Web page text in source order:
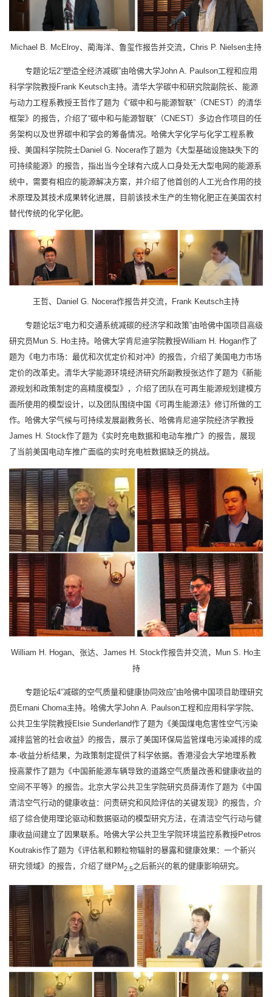
Michael B. McElroy、蔺海洋、鲁玺作报告并交流，Chris P. Nielsen主持
专题论坛2“塑造全经济减碳”由哈佛大学John A. Paulson工程和应用
科学学院教授Frank Keutsch主持。清华大学碳中和研究院副院长、能源
与动力工程系教授王哲作了题为《“碳中和与能源智联”（CNEST）的清华
框架》的报告，介绍了“碳中和与能源智联”（CNEST）多边合作项目的任
务架构以及世界碳中和学会的筹备情况。哈佛大学化学与化学工程系教
授、美国科学院院士Daniel G. Nocera作了题为《大型基础设施缺失下的
可持续能源》的报告，指出当今全球有六成人口身处无大型电网的能源系
统中，需要有相应的能源解决方案，并介绍了他首创的人工光合作用的技
术原理及其技术成果转化进展，目前该技术生产的生物化肥正在美国农村
替代传统的化学化肥。
王哲、Daniel G. Nocera作报告并交流，Frank Keutsch主持
专题论坛3“电力和交通系统减碳的经济学和政策”由哈佛中国项目高级
研究员Mun S. Ho主持。哈佛大学肯尼迪学院教授William H. Hogan作了
题为《电力市场：最优和次优定价和对冲》的报告，介绍了美国电力市场
定价的改革史。清华大学能源环境经济研究所副教授张达作了题为《新能
源规划和政策制定的高精度模型》，介绍了团队在可再生能源规划建模方
面所使用的模型设计，以及团队围绕中国《可再生能源法》修订所做的工
作。哈佛大学气候与可持续发展副教务长、哈佛肯尼迪学院经济学教授
James H. Stock作了题为《实时充电数据和电动车推广》的报告，展现
了当前美国电动车推广面临的实时充电桩数据缺乏的挑战。
William H. Hogan、张达、James H. Stock作报告并交流，Mun S. Ho主
持
专题论坛4“减碳的空气质量和健康协同效应”由哈佛中国项目助理研究
员Ernani Choma主持。哈佛大学John A. Paulson工程和应用科学学院、
公共卫生学院教授Elsie Sunderland作了题为《美国煤电危害性空气污染
减排监管的社会收益》的报告，展示了美国环保局监管煤电污染减排的成
本-收益分析结果，为政策制定提供了科学依据。香港浸会大学地理系教
授高蒙作了题为《中国新能源车辆导致的道路空气质量改善和健康收益的
空间不平等》的报告。北京大学公共卫生学院研究员薛涛作了题为《中国
清洁空气行动的健康收益：问责研究和风险评估的关键发现》的报告，介
绍了综合使用理论驱动和数据驱动的模型研究方法，在清洁空气行动与健
康收益间建立了因果联系。哈佛大学公共卫生学院环境监控系教授Petros
Koutrakis作了题为《评估氡和颗粒物辐射的暴露和健康效果：一个新兴
研究领域》的报告，介绍了继PM2.5之后新兴的氡的健康影响研究。